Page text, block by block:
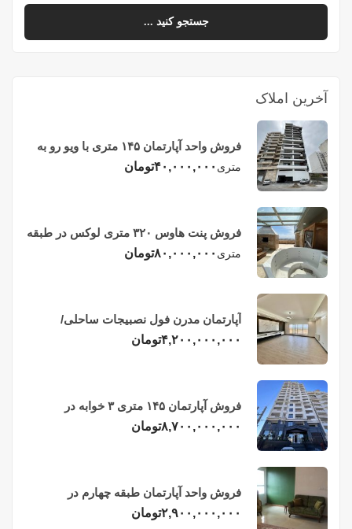
جستجو کنید ...
آخرین املاک
فروش واحد آپارتمان ۱۴۵ متری با ویو رو به
دریا در فریدونکنار
متری ۴۰,۰۰۰,۰۰۰تومان
فروش پنت هاوس ۳۲۰ متری لوکس در طبقه
چهاردهم فریدونکنار
متری ۸۰,۰۰۰,۰۰۰تومان
آپارتمان مدرن فول نصبیجات ساحلی/
فریدونکنار
۴,۲۰۰,۰۰۰,۰۰۰تومان
فروش آپارتمان ۱۴۵ متری ۳ خوابه در
فریدونکنار
۸,۷۰۰,۰۰۰,۰۰۰تومان
فروش واحد آپارتمان طبقه چهارم در
فریدونکنار
۲,۹۰۰,۰۰۰,۰۰۰تومان